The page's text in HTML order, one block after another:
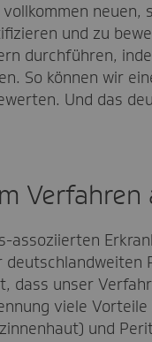
und zu
durchführen,
So können wir
Und das
assoziierten
dass unser
viele
und